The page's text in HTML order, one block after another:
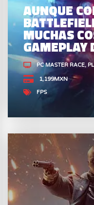
AUNQUE
MUCHAS
GAMEPLAY
PC MASTER RACE
1,199MXN
FPS